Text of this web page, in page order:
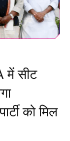
में सीट
को मिल